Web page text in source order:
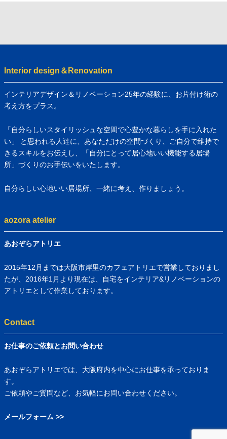
Interior design＆Renovation
インテリアデザイン＆リノベーション25年の経験に、お片付け術の
考え方をプラス。
「自分らしいスタイリッシュな空間で心豊かな暮らしを手に入れた
い」 と思われる人達に、あなただけの空間づくり、ご自分で維持で
きるスキルをお伝えし、「自分にとって居心地いい機能する居場
所」づくりのお手伝いをいたします。
自分らしい心地いい居場所、一緒に考え、作りましょう。
aozora atelier
あおぞらアトリエ
2015年12月までは大阪市岸里のカフェアトリエで営業しておりまし
たが、2016年1月より現在は、自宅をインテリア&リノベーションの
アトリエとして作業しております。
Contact
お仕事のご依頼とお問い合わせ
あおぞらアトリエでは、大阪府内を中心にお仕事を承っておりま
す。
ご依頼やご質問など、お気軽にお問い合わせください。
メールフォーム >>